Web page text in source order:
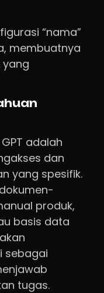
“nama”
membuatnya
adalah
dan
yang spesifik.
produk,
basis data
sebagai
tugas.